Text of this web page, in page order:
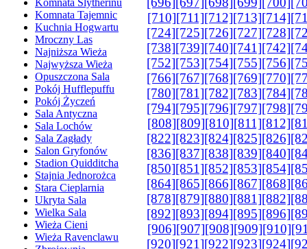
Komnata Slytherinu
Komnata Tajemnic
Kuchnia Hogwartu
Mroczny Las
Najniższa Wieża
Najwyższa Wieża
Opuszczona Sala
Pokój Hufflepuffu
Pokój Życzeń
Sala Antyczna
Sala Lochów
Sala Zagłady
Salon Gryfonów
Stadion Quidditcha
Stajnia Jednorożca
Stara Cieplarnia
Ukryta Sala
Wielka Sala
Wieża Cieni
Wieża Ravenclawu
[710][711][712][713][714]
[724][725][726][727][728]
[738][739][740][741][742]
[752][753][754][755][756]
[766][767][768][769][770]
[780][781][782][783][784]
[794][795][796][797][798]
[808][809][810][811][812]
[822][823][824][825][826]
[836][837][838][839][840]
[850][851][852][853][854]
[864][865][866][867][868]
[878][879][880][881][882]
[892][893][894][895][896]
[906][907][908][909][910]
[920][921][922][923][924]